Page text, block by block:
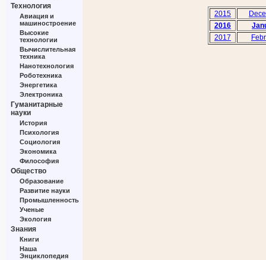
Технология
Авиация и
машиностроение
Высокие
технологии
Вычислительная
техника
Нанотехнология
Роботехника
Энергетика
Электроника
Гуманитарные
науки
История
Психология
Социология
Экономика
Философия
Общество
Образование
Развитие науки
Промышленность
Ученые
Экология
Знания
Книги
Наша
Энциклопедия
2015
2016
2017